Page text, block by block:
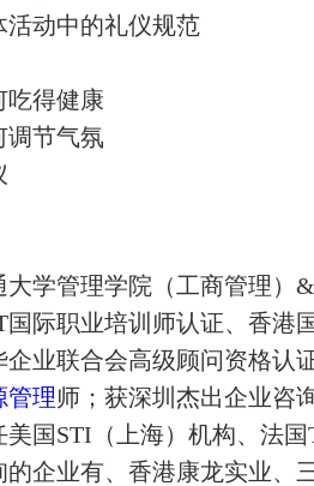
动中的礼仪规范
得健康
节气氛
大学管理学院（工商管理）
国际职业培训师认证、香港
业联合会高级顾问资格认
管理师；获深圳杰出企业咨
国STI（上海）机构、法
企业有、香港康龙实业、